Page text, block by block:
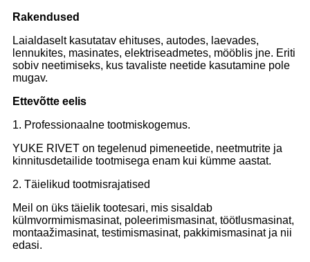
Rakendused
Laialdaselt kasutatav ehituses, autodes, laevades,
lennukites, masinates, elektriseadmetes, mööblis jne. Eriti
sobiv neetimiseks, kus tavaliste neetide kasutamine pole
mugav.
Ettevõtte eelis
1. Professionaalne tootmiskogemus.
YUKE RIVET on tegelenud pimeneetide, neetmutrite ja
kinnitusdetailide tootmisega enam kui kümme aastat.
2. Täielikud tootmisrajatised
Meil on üks täielik tootesari, mis sisaldab
külmvormimismasinat, poleerimismasinat, töötlusmasinat,
montaažimasinat, testimismasinat, pakkimismasinat ja nii
edasi.